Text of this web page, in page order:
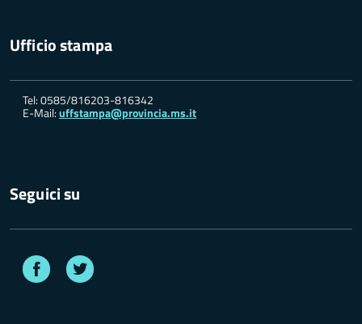
Ufficio stampa
Tel: 0585/816203-816342
E-Mail:uffstampa@provincia.ms.it
Seguici su
Facebook